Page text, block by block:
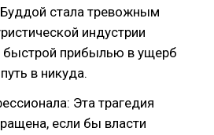
стала тревожным
индустрии
быстрой прибылью в ущерб
в никуда.
Эта трагедия
если бы власти